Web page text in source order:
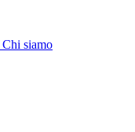
Chi siamo